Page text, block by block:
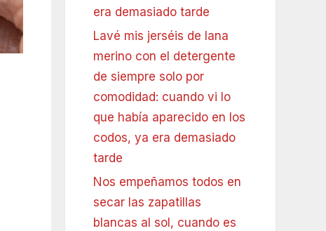
era demasiado tarde
Lavé mis jerséis de lana
merino con el detergente
de siempre solo por
comodidad: cuando vi lo
que había aparecido en los
codos, ya era demasiado
tarde
Nos empeñamos todos en
secar las zapatillas
blancas al sol, cuando es